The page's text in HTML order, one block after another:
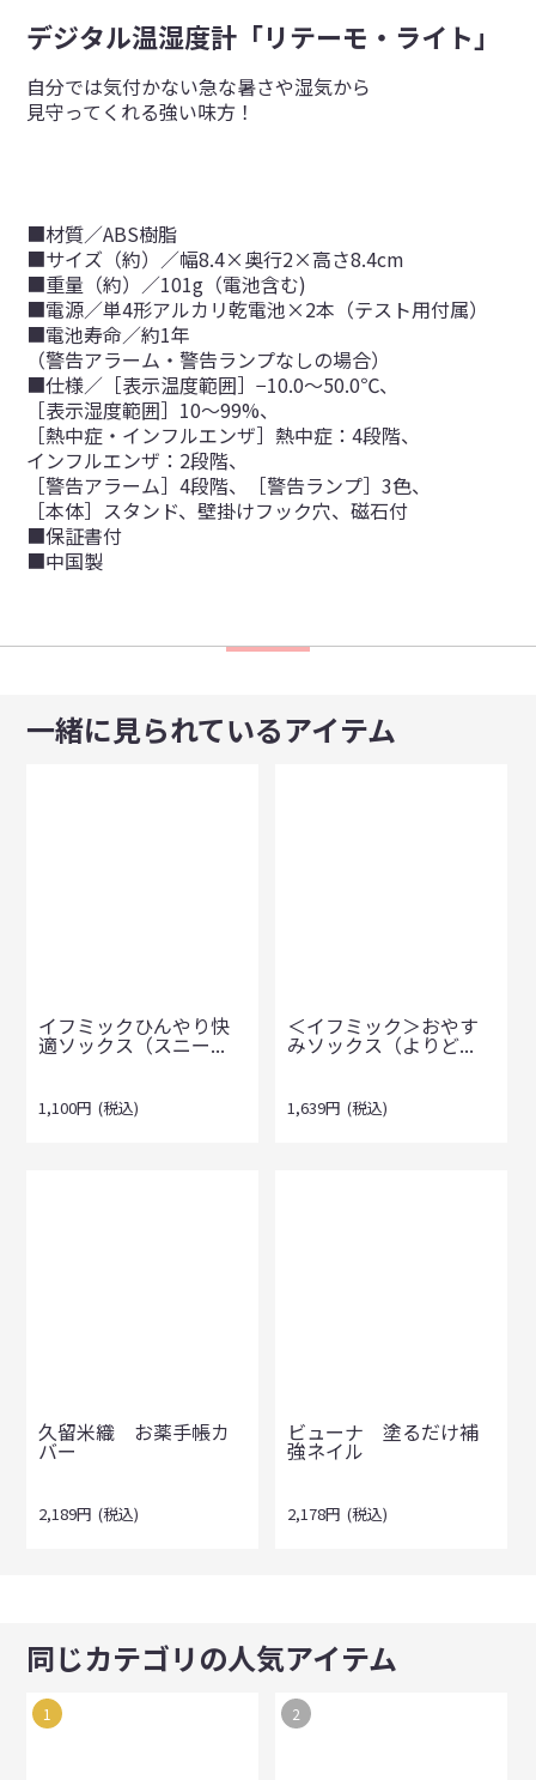
デジタル温湿度計「リテーモ・ライト」
自分では気付かない急な暑さや湿気から
見守ってくれる強い味方！
■材質／ABS樹脂
■サイズ（約）／幅8.4×奥行2×高さ8.4cm
■重量（約）／101g（電池含む)
■電源／単4形アルカリ乾電池×2本（テスト用付属）
■電池寿命／約1年
（警告アラーム・警告ランプなしの場合）
■仕様／［表示温度範囲］−10.0～50.0℃、
［表示湿度範囲］10～99%、
［熱中症・インフルエンザ］熱中症：4段階、
インフルエンザ：2段階、
［警告アラーム］4段階、［警告ランプ］3色、
［本体］スタンド、壁掛けフック穴、磁石付
■保証書付
■中国製
一緒に見られているアイテム
イフミックひんやり快
適ソックス（スニー...
1,100円 (税込)
＜イフミック＞おやす
みソックス（よりど...
1,639円 (税込)
久留米織 お薬手帳カ
バー
2,189円 (税込)
ビューナ 塗るだけ補
強ネイル
2,178円 (税込)
同じカテゴリの人気アイテム
1 2